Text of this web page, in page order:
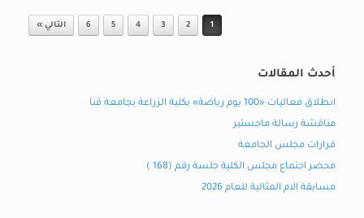
1
2
3
4
5
6 التالي »
أحدث المقالات
انطلاق فعاليات «100 يوم رياضة» بكلية الزراعة بجامعة قنا
مناقشة رسالة ماجستير
قرارات مجلس الجامعة
محضر اجتماع مجلس الكلية جلسة رقم (168 )
مسابقة الام المثالية للعام 2026